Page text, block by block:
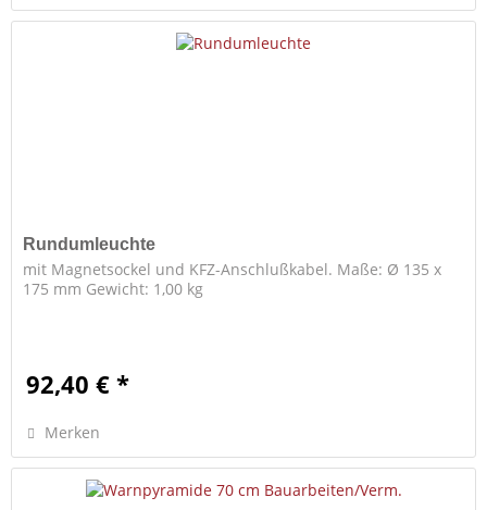
Rundumleuchte
mit Magnetsockel und KFZ-Anschlußkabel. Maße: Ø 135 x
175 mm Gewicht: 1,00 kg
92,40 € *
Merken